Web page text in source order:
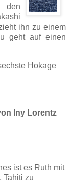
den
ihn zu einem
geht auf einen
Hokage
Iny Lorentz
ist es Ruth mit
Tahiti zu